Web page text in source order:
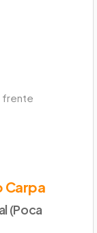
frente
Carpa
(Poca